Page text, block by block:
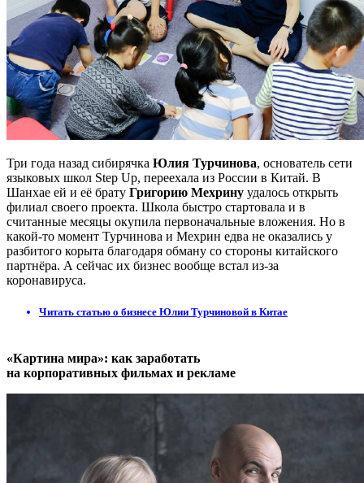
Три года назад сибирячка Юлия Турчинова, основатель сети
языковых школ Step Up, переехала из России в Китай. В
Шанхае ей и её брату Григорию Мехрину удалось открыть
филиал своего проекта. Школа быстро стартовала и в
считанные месяцы окупила первоначальные вложения. Но в
какой-то момент Турчинова и Мехрин едва не оказались у
разбитого корыта благодаря обману со стороны китайского
партнёра. А сейчас их бизнес вообще встал из-за
коронавируса.
Читать статью о бизнесе Юлии Турчиновой в Китае
«Картина мира»: как заработать
на корпоративных фильмах и рекламе